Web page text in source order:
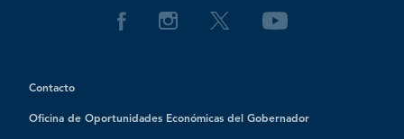
Contacto
Oficina de Oportunidades Económicas del Gobernador